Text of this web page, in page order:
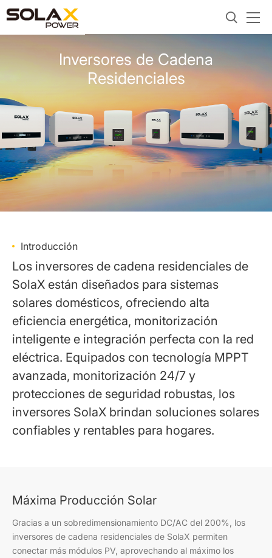
Inversores de Cadena
Residenciales
Introducción
Los inversores de cadena residenciales de
SolaX están diseñados para sistemas
solares domésticos, ofreciendo alta
eficiencia energética, monitorización
inteligente e integración perfecta con la red
eléctrica. Equipados con tecnología MPPT
avanzada, monitorización 24/7 y
protecciones de seguridad robustas, los
inversores SolaX brindan soluciones solares
confiables y rentables para hogares.
Máxima Producción Solar
Gracias a un sobredimensionamiento DC/AC del 200%, los
inversores de cadena residenciales de SolaX permiten
conectar más módulos PV, aprovechando al máximo los